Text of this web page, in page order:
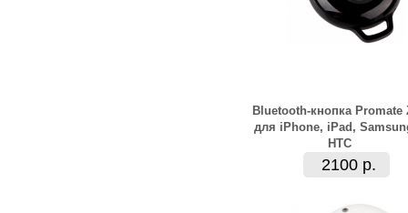
Bluetooth-кнопка Promate
для iPhone, iPad,
HTC
2100 р.